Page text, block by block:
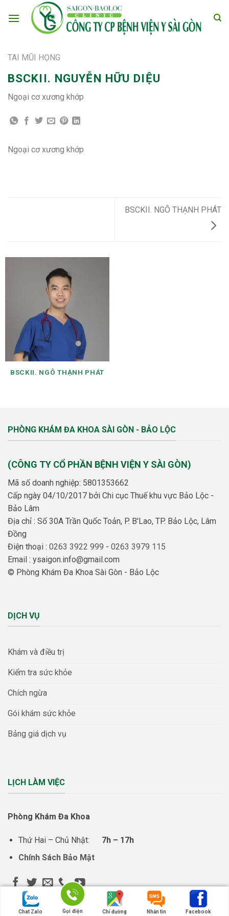
TAI MŨI HỌNG
BSCKII. NGUYỄN HỮU DIỆU
Ngoại cơ xương khớp
Ngoại cơ xương khớp
BSCKII. NGÔ THẠNH PHÁT
BSCKII. NGÔ THẠNH PHÁT
PHÒNG KHÁM ĐA KHOA SÀI GÒN - BẢO LỘC
(CÔNG TY CỔ PHẦN BỆNH VIỆN Y SÀI GÒN)
Mã số doanh nghiệp: 5801353662
Cấp ngày 04/10/2017 bởi Chi cục Thuế khu vực Bảo Lộc -
Bảo Lâm
Địa chỉ : Số 30A Trần Quốc Toản, P. B'Lao, TP. Bảo Lộc, Lâm
Đồng
Điện thoại : 0263 3922 999 - 0263 3979 115
Email : ysaigon.info@gmail.com
© Phòng Khám Đa Khoa Sài Gòn - Bảo Lộc
DỊCH VỤ
Khám và điều trị
Kiểm tra sức khỏe
Chích ngừa
Gói khám sức khỏe
Bảng giá dịch vụ
LỊCH LÀM VIỆC
Phòng Khám Đa Khoa
Thứ Hai – Chủ Nhật: 7h – 17h
Chính Sách Bảo Mật
Chat Zalo Gọi điện Chỉ đường Nhắn tin Facebook